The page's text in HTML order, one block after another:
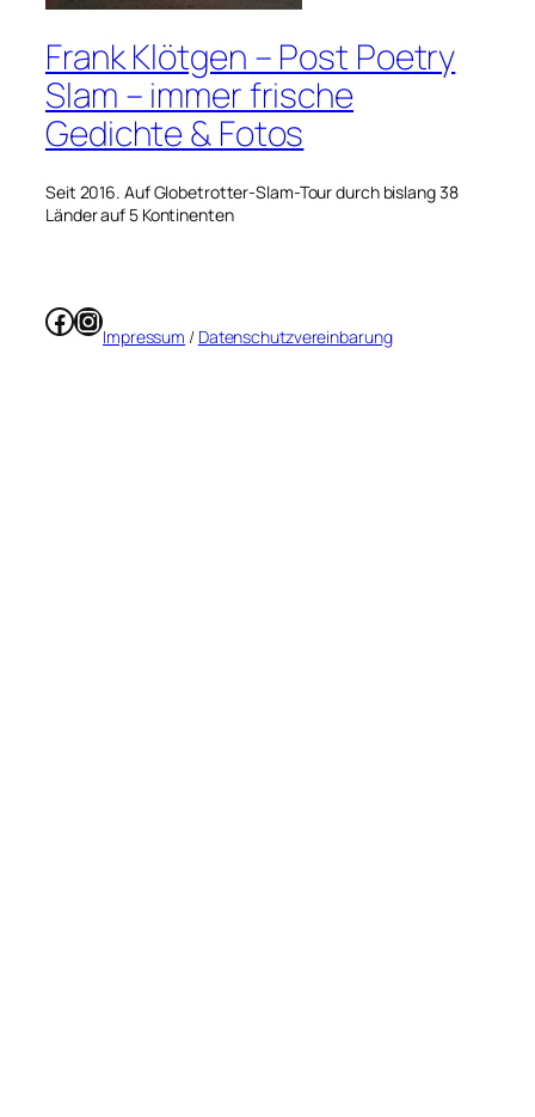
Frank Klötgen – Post Poetry
Slam – immer frische
Gedichte & Fotos
Seit 2016. Auf Globetrotter-Slam-Tour durch bislang 38
Länder auf 5 Kontinenten
Facebook
Instagram
Impressum / Datenschutzvereinbarung